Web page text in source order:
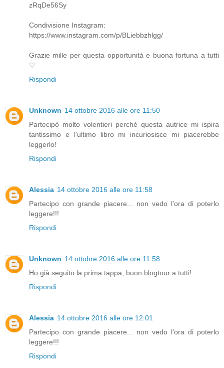
zRqDe56Sy
Condivisione Instagram:
https://www.instagram.com/p/BLiebbzhlgg/
Grazie mille per questa opportunità e buona fortuna a tutti
♡
Rispondi
Unknown 14 ottobre 2016 alle ore 11:50
Partecipò molto volentieri perché questa autrice mi ispira
tantissimo e l'ultimo libro mi incuriosisce mi piacerebbe
leggerlo!
Rispondi
Alessia 14 ottobre 2016 alle ore 11:58
Partecipo con grande piacere... non vedo l'ora di poterlo
leggere!!!
Rispondi
Unknown 14 ottobre 2016 alle ore 11:58
Ho già seguito la prima tappa, buon blogtour a tutti!
Rispondi
Alessia 14 ottobre 2016 alle ore 12:01
Partecipo con grande piacere... non vedo l'ora di poterlo
leggere!!!
Rispondi